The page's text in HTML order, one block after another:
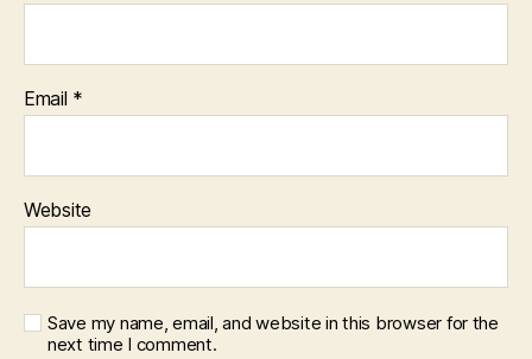
Email *
Website
Save my name, email, and website in this browser for the
next time I comment.